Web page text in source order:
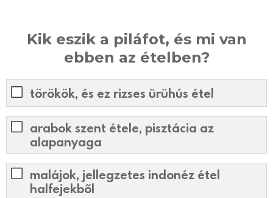
Kik eszik a piláfot, és mi van
ebben az ételben?
törökök, és ez rizses ürühús étel
arabok szent étele, pisztácia az
alapanyaga
malájok, jellegzetes indonéz étel
halfejekből